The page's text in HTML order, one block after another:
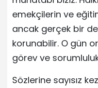
emekçilerin ve
ancak gerçek bir
korunabilir. O gün
görev ve
Sözlerine sayısız